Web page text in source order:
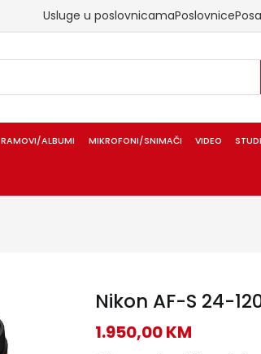
Usluge u poslovnicamaPoslovnice
RAMOVI/ALBUMI MIKROFONI/SNIMAČI VIDEO
Nikon AF-S 24-
1.950,00KM